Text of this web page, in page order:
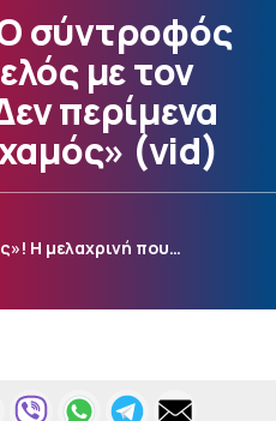
σύντροφός
με τον
περίμενα
χαμός» (vid)
Η μελαχρινή που…